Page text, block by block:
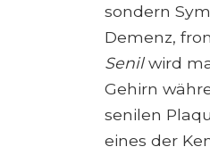
sondern
Demenz,
Senilwird
Gehirn
senilen
eines der